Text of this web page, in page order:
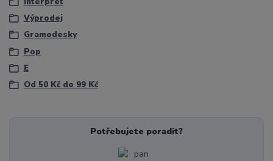
Výprodej
Gramodesky
Pop
E
Od 50 Kč do 99 Kč
Potřebujete poradit?